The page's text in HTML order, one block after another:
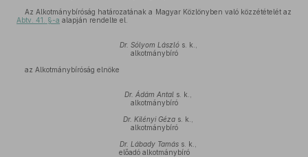
Az Alkotmánybíróság határozatának a Magyar Közlönyben való közzétételét az
Abtv. 41. §-a alapján rendelte el.
Dr. Sólyom Lászlós. k.,
alkotmánybíró
az Alkotmánybíróság elnöke
Dr. Ádám Antal s. k.,
alkotmánybíró
Dr. Kilényi Géza s. k.,
alkotmánybíró
Dr. Lábady Tamás s. k.,
előadó alkotmánybíró